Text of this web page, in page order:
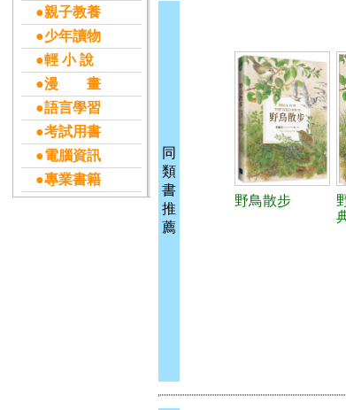
●親子教養
●少年讀物
●輕 小 說
●漫 畫
●語言學習
●考試用書
●電腦資訊
●專業書籍
同
類
書
推
薦
野鳥散步